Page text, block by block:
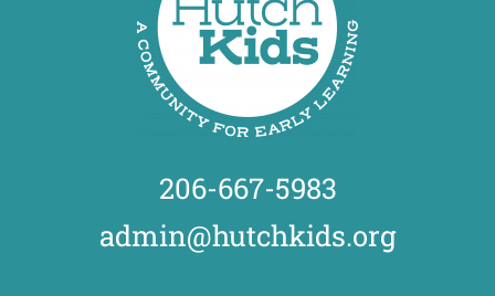
206-667-5983
admin@hutchkids.org